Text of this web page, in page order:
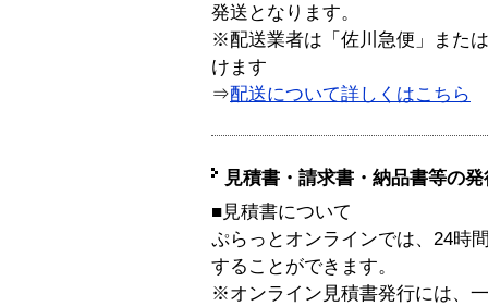
発送となります。
※配送業者は「佐川急便」また
けます
⇒配送について詳しくはこちら
見積書・請求書・納品書等の
■見積書について
ぷらっとオンラインでは、24時
することができます。
※オンライン見積書発行には、